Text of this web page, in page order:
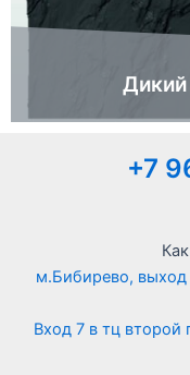
+7
м.Бибирево,
Вход 7 в тц второй